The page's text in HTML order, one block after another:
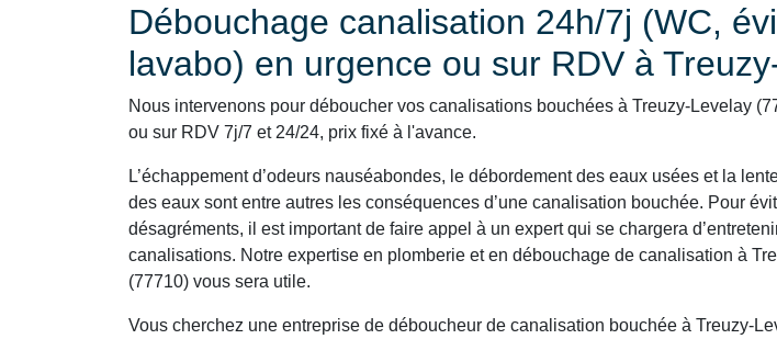
Débouchage canalisation 24h/7j (WC,
lavabo) en urgence ou sur RDV à
Nous intervenons pour déboucher vos canalisations bouchées à Treuzy-Levelay
ou sur RDV 7j/7 et 24/24, prix fixé à l'avance.
L’échappement d’odeurs nauséabondes, le débordement des eaux usées et la
des eaux sont entre autres les conséquences d’une canalisation bouchée. Pour
désagréments, il est important de faire appel à un expert qui se chargera
canalisations. Notre expertise en plomberie et en débouchage de canalisation à
(77710) vous sera utile.
Vous cherchez une entreprise de déboucheur de canalisation bouchée à Treuzy-